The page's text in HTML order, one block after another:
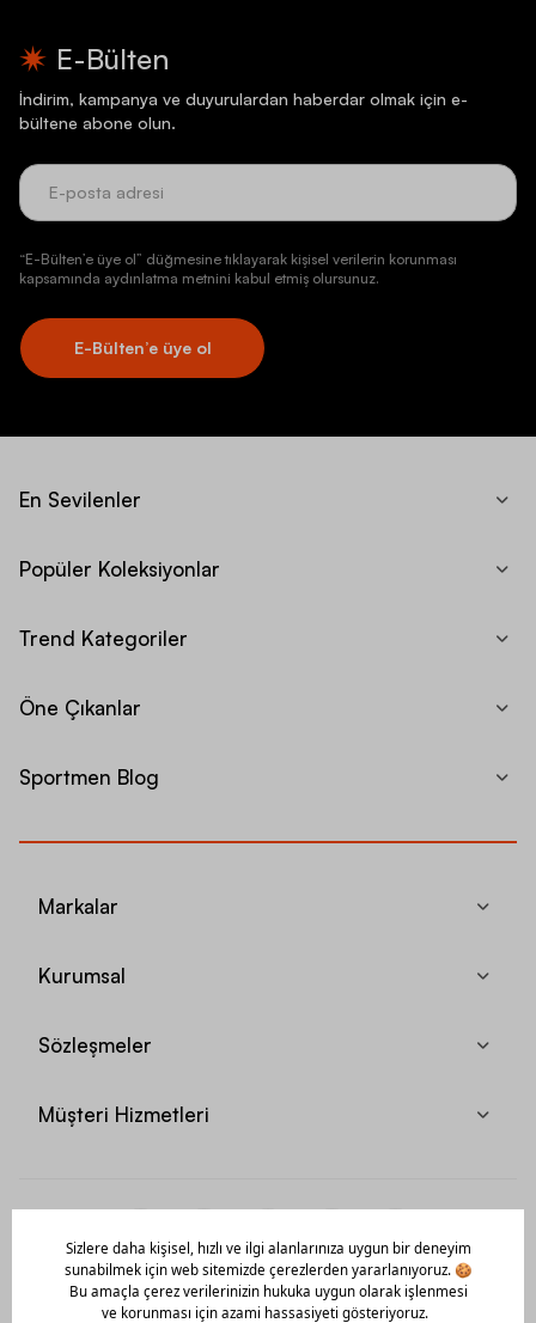
E-Bülten
İndirim, kampanya ve duyurulardan haberdar olmak için e-
bültene abone olun.
“E-Bülten’e üye ol” düğmesine tıklayarak kişisel verilerin korunması
kapsamında aydınlatma metnini kabul etmiş olursunuz.
E-Bülten’e üye ol
En Sevilenler
Popüler Koleksiyonlar
Trend Kategoriler
Öne Çıkanlar
Sportmen Blog
Markalar
Kurumsal
Sözleşmeler
Müşteri Hizmetleri